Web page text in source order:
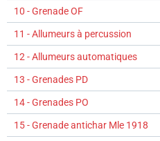
10 - Grenade OF
11 - Allumeurs à percussion
12 - Allumeurs automatiques
13 - Grenades PD
14 - Grenades PO
15 - Grenade antichar Mle 1918